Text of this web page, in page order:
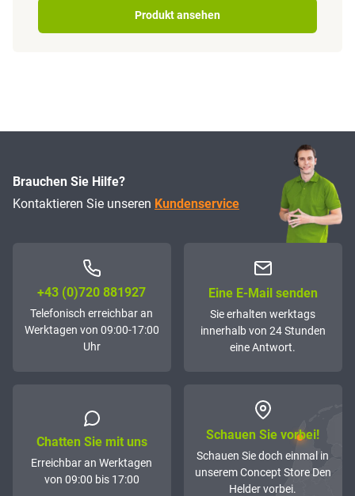
Produkt ansehen
Brauchen Sie Hilfe?
Kontaktieren Sie unseren Kundenservice
+43 (0)72­0 881927
Telefonisch erreichbar an
Werktagen von 09:00-17:00
Uhr
Eine E-Mail senden
Sie erhalten werktags
innerhalb von 24 Stunden
eine Antwort.
Chatten Sie mit uns
Erreichbar an Werktagen
von 09:00 bis 17:00
Schauen Sie vorbei!
Schauen Sie doch einmal in
unserem Concept Store Den
Helder vorbei.